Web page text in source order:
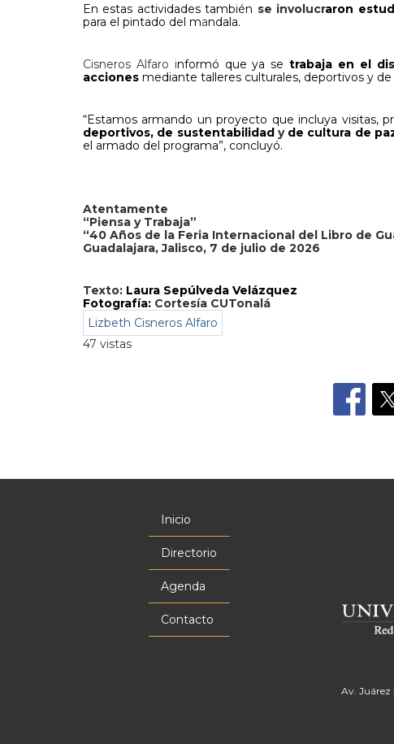
En estas actividades también se involucraron
para el pintado del mandala.
Cisneros Alfaro informó que ya setrabaja en el
acciones mediante talleres culturales, deportivos y
“Estamos armando un proyecto que incluya visitas,
deportivos, de sustentabilidadyde cultura de
el armado del programa”, concluyó.
Atentamente
“Piensa y Trabaja”
“40 Años de la Feria Internacional del Libro de
Guadalajara, Jalisco, 7 de julio de 2026
Texto: Laura Sepúlveda Velázquez
Fotografía: Cortesía CUTonalá
Lizbeth Cisneros Alfaro
47 vistas
principal
Inicio
Directorio
Agenda
Contacto
Av. Juárez